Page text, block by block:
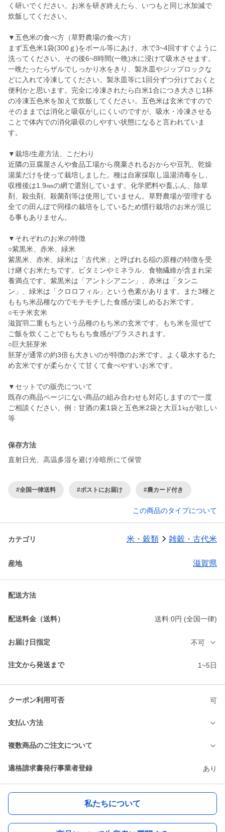
く研いでください。お米を研ぎ終えたら、いつもと同じ水加減で
炊飯してください。
▼五色米の食べ方（草野農場の食べ方）
まず五色米1袋(300ｇ)をボール等にあけ、水で3~4回すすぐように
洗ってください。その後6~8時間(一晩)水に浸けて吸水させます。
一晩たったらザルでしっかり水をきり、製氷皿やジップロックな
どに入れて冷凍してください。製氷皿等に1回分ずつ分けておくと
便利かと思います。完全に冷凍されたら白米1合につき大さじ1杯
の冷凍五色米を加えて炊飯してください。五色米は玄米ですので
そのままでは消化と吸収がしにくいのですが、吸水・冷凍させる
ことで体内での消化吸収のしやすい状態になると言われていま
す。
▼栽培/生産方法、こだわり
近隣の豆腐屋さんや食品工場から廃棄されるおからや豆乳、乾燥
湯葉だけを使って栽培しました。種は自家採取し温湯消毒をし、
収穫後は1.9㎜の網で選別しています。化学肥料や畜ふん、除草
剤、殺虫剤、殺菌剤等は使用していません。草野農場が管理する
全ての田んぼで同様の栽培をしているため慣行栽培のお米が混じ
る事もありません。
▼それぞれのお米の特徴
○紫黒米、赤米、緑米
紫黒米、赤米、緑米は「古代米」と呼ばれる稲の原種の特徴を受
け継ぐお米たちです。ビタミンやミネラル、食物繊維が含まれ栄
養満点です。紫黒米は「アントシアニン」、赤米は「タンニ
ン」、緑米は「クロロフィル」という色素があります。また3種と
ももち米品種なのでモチモチした食感が楽しめるお米です。
○モチ米玄米
滋賀羽二重もちという品種のもち米の玄米です。もち米を混ぜて
ご飯を炊くことでもちもち食感がプラスされます。
○巨大胚芽米
胚芽が通常の約3倍も大きいのが特徴のお米です。よく吸水するた
め玄米ですが柔らかくて甘くて食べやすいお米です。
▼セットでの販売について
既存の商品ページにない商品の組み合わせも対応しますので一度
ご相談ください。例：甘酒の素1袋と五色米2袋と大豆1㎏が欲しい
等
保存方法
直射日光、高温多湿を避け冷暗所にて保管
#全国一律送料 #ポストにお届け #農カード付き
この商品のタイプについて
カテゴリ 米・穀類 雑穀・古代米
産地 滋賀県
配送方法
配送料金（送料） 送料:0円 (全国一律)
お届け日指定 不可
注文から発送まで 1~5日
クーポン利用可否 可
支払い方法
複数商品のご注文について
適格請求書発行事業者登録 あり
私たちについて